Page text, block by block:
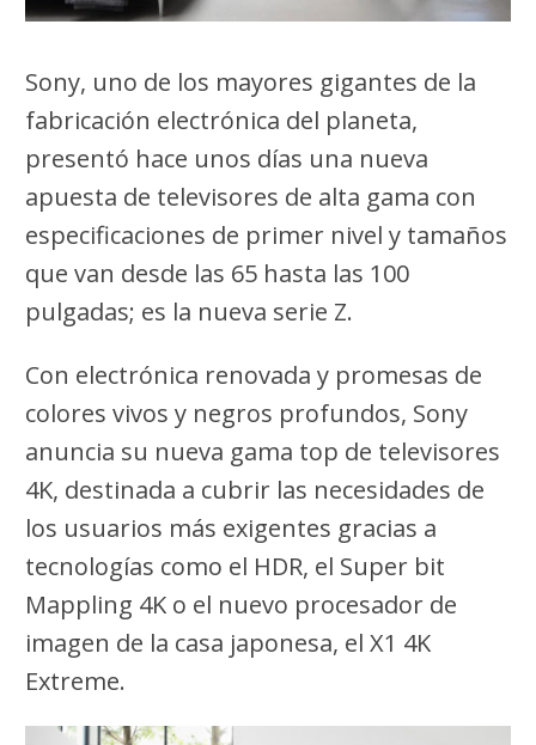
Sony, uno de los mayores gigantes de la
fabricación electrónica del planeta,
presentó hace unos días una nueva
apuesta de televisores de alta gama con
especificaciones de primer nivel y tamaños
que van desde las 65 hasta las 100
pulgadas; es la nueva serie Z.
Con electrónica renovada y promesas de
colores vivos y negros profundos, Sony
anuncia su nueva gama top de televisores
4K, destinada a cubrir las necesidades de
los usuarios más exigentes gracias a
tecnologías como el HDR, el Super bit
Mappling 4K o el nuevo procesador de
imagen de la casa japonesa, el X1 4K
Extreme.